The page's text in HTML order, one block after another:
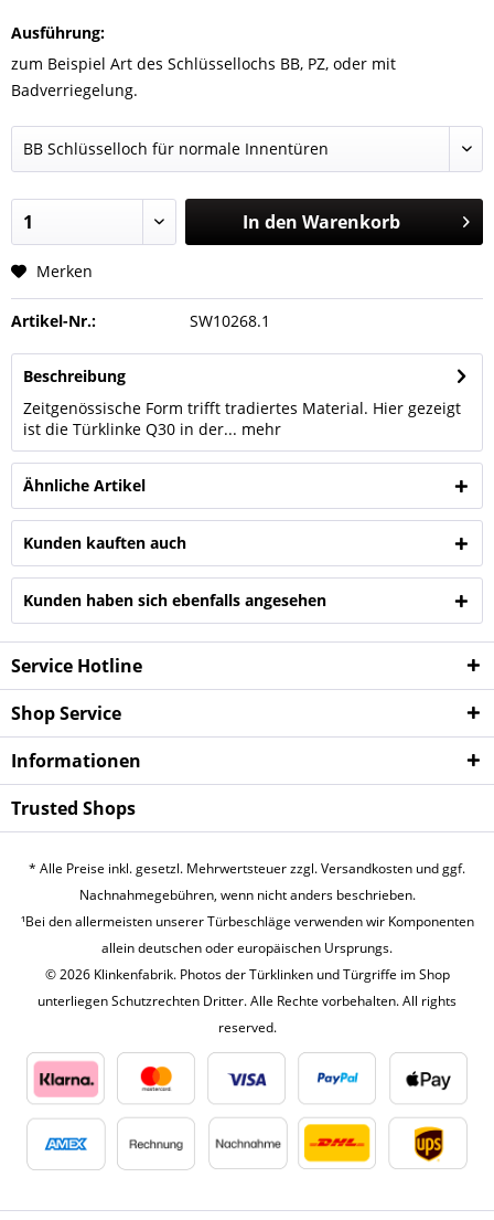
Ausführung:
zum Beispiel Art des Schlüssellochs BB, PZ, oder mit
Badverriegelung.
In den Warenkorb
Merken
Artikel-Nr.: SW10268.1
Beschreibung
Zeitgenössische Form trifft tradiertes Material. Hier gezeigt
ist die Türklinke Q30 in der... mehr
Ähnliche Artikel
Kunden kauften auch
Kunden haben sich ebenfalls angesehen
Service Hotline
Shop Service
Infor­mationen
Trusted Shops
* Alle Preise inkl. gesetzl. Mehrwertsteuer zzgl.Versandkosten und ggf.
Nachnahmegebühren, wenn nicht anders beschrieben.
¹Bei den allermeisten unserer Türbeschläge verwenden wir Komponenten
allein deutschen oder europäischen Ursprungs.
© 2026 Klinkenfabrik. Photos der Türklinken und Türgriffe im Shop
unterliegen Schutzrechten Dritter. Alle Rechte vorbehalten. All rights
reserved.